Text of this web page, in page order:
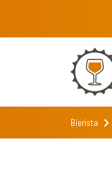
Bierista